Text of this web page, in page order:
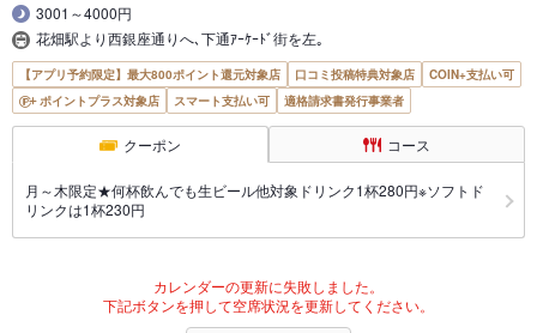
3001～4000円
花畑駅より西銀座通りへ､下通ｱｰｹｰﾄﾞ街を左｡
【アプリ予約限定】最大800ポイント還元対象店 口コミ投稿特典対象店
COIN+支払い可
ポイントプラス対象店
スマート支払い可 適格請求書発行事業者
クーポン コース
月～木限定★何杯飲んでも生ビール他対象ドリンク1杯280円※ソフトド
リンクは1杯230円
カレンダーの更新に失敗しました。
下記ボタンを押して空席状況を更新してください。